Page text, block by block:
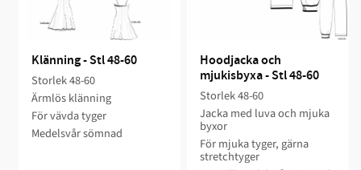
Klänning - Stl 48-60
Storlek 48-60​​​
Ärmlös klänning​​
För vävda tyger​
​Medelsvår sömnad​​​​​
Hoodjacka och
mjukisbyxa - Stl 48-60
Storlek 48-60​
Jacka med luva och mjuka
byxor​​
För mjuka tyger, gärna
stretchtyger​​